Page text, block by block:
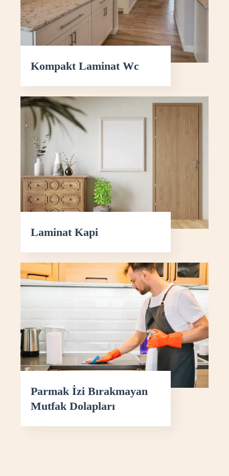
Kompakt Laminat Wc
Laminat Kapi
Parmak İzi Bırakmayan
Mutfak Dolapları